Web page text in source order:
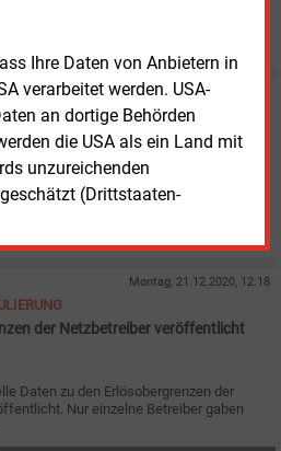
Ihre Daten von Anbietern in
verarbeitet werden. USA-
an dortige Behörden
die USA als ein Land mit
unzureichenden
(Drittstaaten-
Martin Schmitz hätte bei den Vorgaben
Montag, 4.01.2021, 15:42
Anteil an der Stromerzeugung
für 2020 veröffentlicht.
Energien erzeugten Stroms an
%).
Montag, 21.12.2020, 12:18
der Netzbetreiber veröffentlicht
Daten zu den Erlösobergrenzen der
Nur einzelne Betreiber gaben